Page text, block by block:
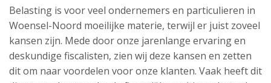
Belasting is voor veel ondernemers en particulieren in
Woensel-Noord moeilijke materie, terwijl er juist zoveel
kansen zijn. Mede door onze jarenlange ervaring en
deskundige fiscalisten, zien wij deze kansen en zetten
dit om naar voordelen voor onze klanten. Vaak heeft dit